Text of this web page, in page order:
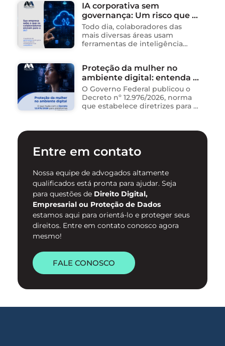
um dos ambientes mais
propícios para …
IA corporativa sem
governança: Um risco que já
está acontecendo
Todo dia, colaboradores das
mais diversas áreas usam
ferramentas de inteligência
dados, redigem e-mails, geram
relatórios. O problema não está
na ferramenta. Está …
Proteção da mulher no
ambiente digital: entenda o
novo Decreto nº 12.976/2026
O Governo Federal publicou o
Decreto nº 12.976/2026, norma
que estabelece diretrizes para a
enfrentamento da violência
digital. …
Entre em contato
Nossa equipe de advogados altamente
qualificados está pronta para ajudar. Seja
para questões de Direito Digital,
Empresarial ou Proteção de Dados
estamos aqui para orientá-lo e proteger seus
direitos. Entre em contato conosco agora
mesmo!
FALE CONOSCO